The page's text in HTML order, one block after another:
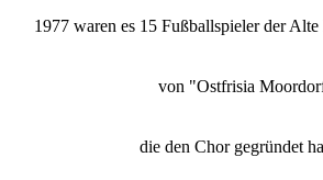
1977 waren es 15 Fußballspieler der
von "Ostfrisia
die den Chor gegründet